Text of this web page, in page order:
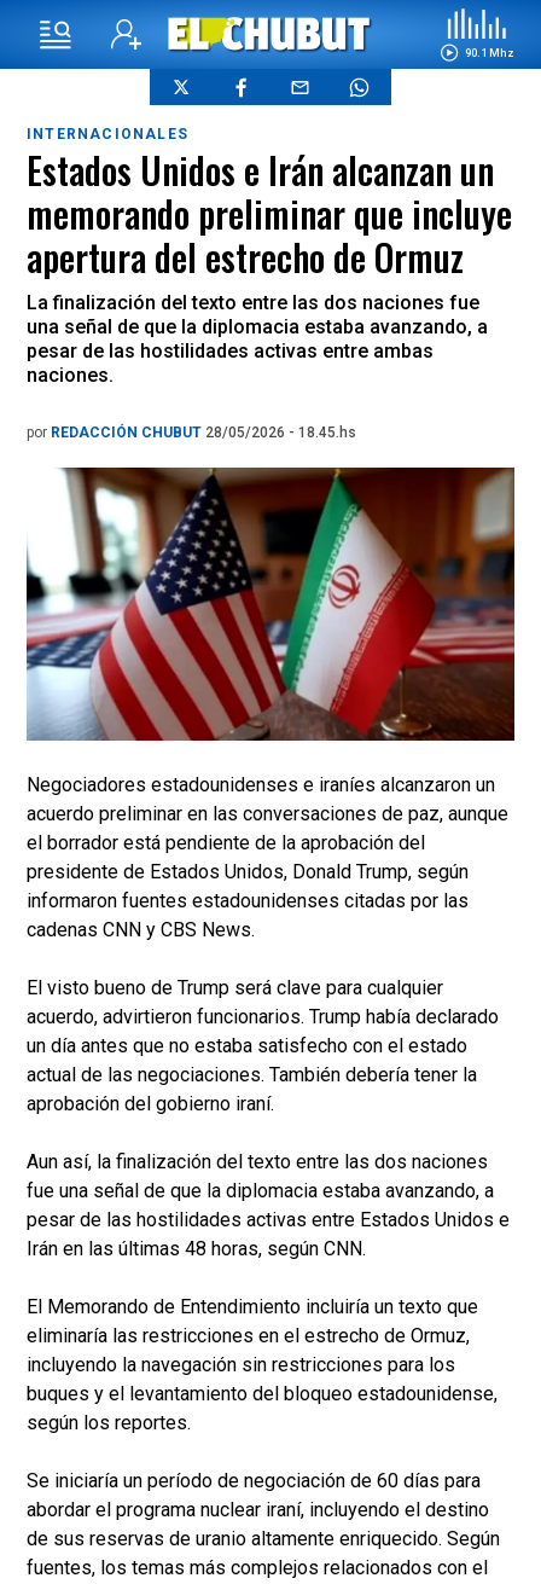
90.1 Mhz
INTERNACIONALES
Estados Unidos e Irán alcanzan un
memorando preliminar que incluye
apertura del estrecho de Ormuz
La finalización del texto entre las dos naciones fue
una señal de que la diplomacia estaba avanzando, a
pesar de las hostilidades activas entre ambas
naciones.
por REDACCIÓN CHUBUT 28/05/2026 - 18.45.hs
Negociadores estadounidenses e iraníes alcanzaron un
acuerdo preliminar en las conversaciones de paz, aunque
el borrador está pendiente de la aprobación del
presidente de Estados Unidos, Donald Trump, según
informaron fuentes estadounidenses citadas por las
cadenas CNN y CBS News.
El visto bueno de Trump será clave para cualquier
acuerdo, advirtieron funcionarios. Trump había declarado
un día antes que no estaba satisfecho con el estado
actual de las negociaciones. También debería tener la
aprobación del gobierno iraní.
Aun así, la finalización del texto entre las dos naciones
fue una señal de que la diplomacia estaba avanzando, a
pesar de las hostilidades activas entre Estados Unidos e
Irán en las últimas 48 horas, según CNN.
El Memorando de Entendimiento incluiría un texto que
eliminaría las restricciones en el estrecho de Ormuz,
incluyendo la navegación sin restricciones para los
buques y el levantamiento del bloqueo estadounidense,
según los reportes.
Se iniciaría un período de negociación de 60 días para
abordar el programa nuclear iraní, incluyendo el destino
de sus reservas de uranio altamente enriquecido. Según
fuentes, los temas más complejos relacionados con el